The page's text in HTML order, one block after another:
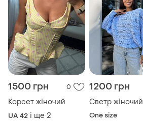
1500 грн 0
Корсет жіночий
UA 42 і ще 2
1200 грн
Светр жіночий
One size